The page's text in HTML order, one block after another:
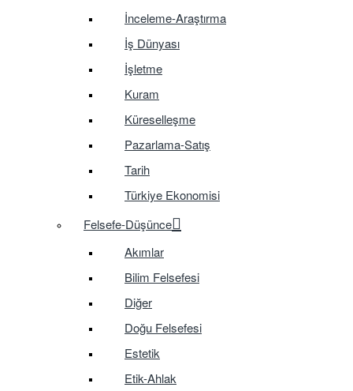
İnceleme-Araştırma
İş Dünyası
İşletme
Kuram
Küreselleşme
Pazarlama-Satış
Tarih
Türkiye Ekonomisi
Felsefe-Düşünce
Akımlar
Bilim Felsefesi
Diğer
Doğu Felsefesi
Estetik
Etik-Ahlak